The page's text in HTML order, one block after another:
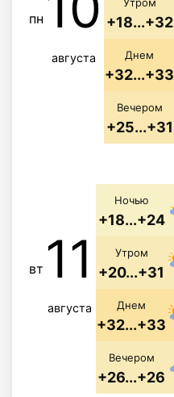
пн
августа
+18...+32
Днем
+32...+33
Вечером
+25...+31
вт 11
августа
Ночью
+18...+24
Утром
+20...+31
Днем
+32...+33
Вечером
+26...+26